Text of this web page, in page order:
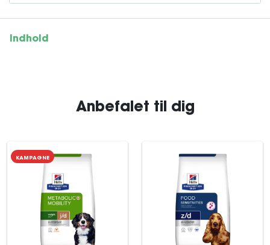
Indhold
Anbefalet til dig
KAMPAGNE